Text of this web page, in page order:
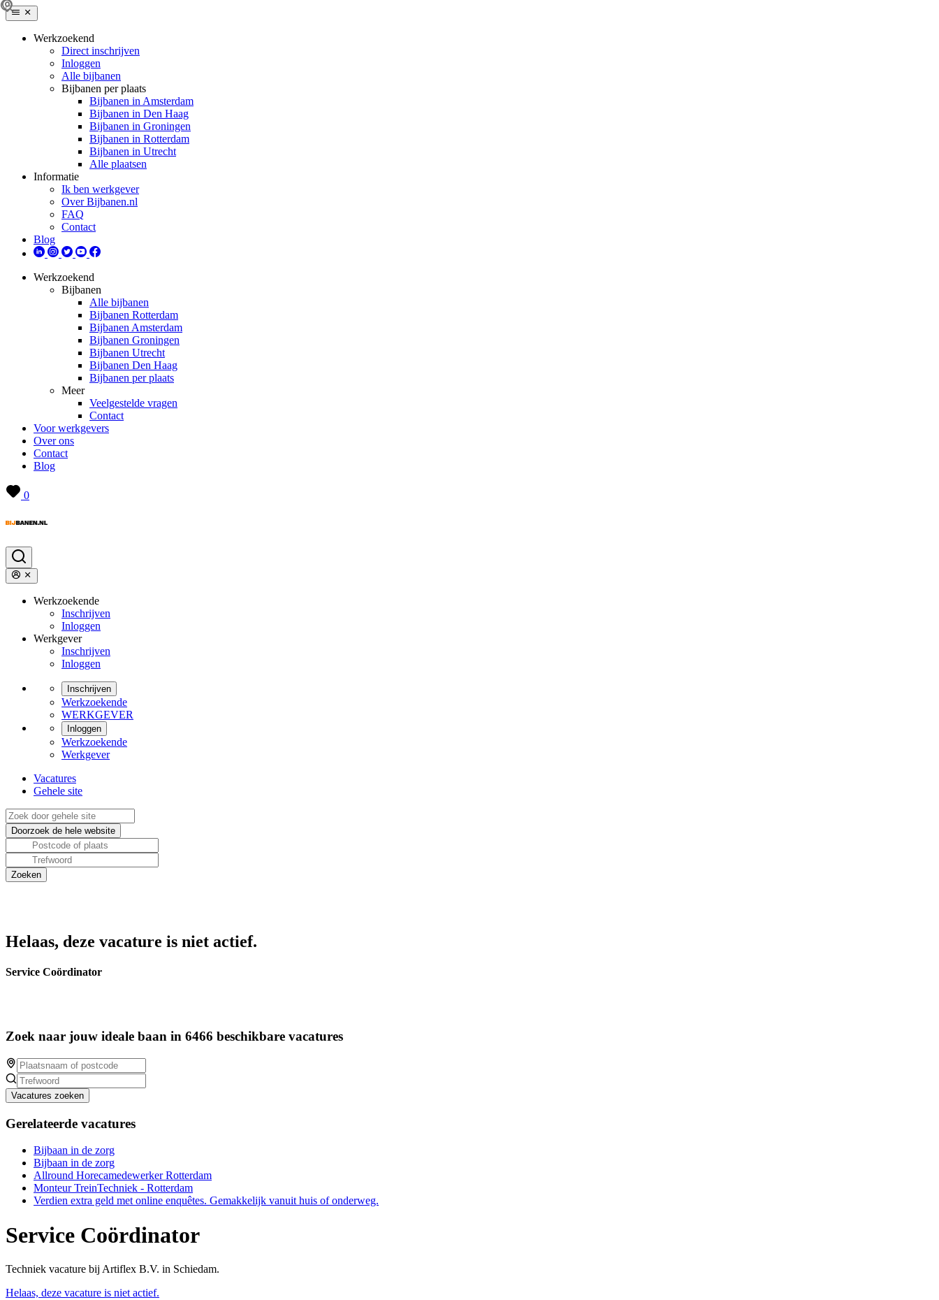
Werkzoekend
Direct inschrijven
Inloggen
Alle bijbanen
Bijbanen per plaats
Bijbanen in Amsterdam
Bijbanen in Den Haag
Bijbanen in Groningen
Bijbanen in Rotterdam
Bijbanen in Utrecht
Alle plaatsen
Informatie
Ik ben werkgever
Over Bijbanen.nl
FAQ
Contact
Blog
Werkzoekend
Bijbanen
Alle bijbanen
Bijbanen Rotterdam
Bijbanen Amsterdam
Bijbanen Groningen
Bijbanen Utrecht
Bijbanen Den Haag
Bijbanen per plaats
Meer
Veelgestelde vragen
Contact
Voor werkgevers
Over ons
Contact
Blog
0
Werkzoekende
Inschrijven
Inloggen
Werkgever
Inschrijven
Inloggen
Inschrijven
Werkzoekende
WERKGEVER
Inloggen
Werkzoekende
Werkgever
Vacatures
Gehele site
Helaas, deze vacature is niet actief.
Service Coördinator
Zoek naar jouw ideale baan in 6466 beschikbare vacatures
Vacatures zoeken
Gerelateerde vacatures
Bijbaan in de zorg
Bijbaan in de zorg
Allround Horecamedewerker Rotterdam
Monteur TreinTechniek - Rotterdam
Verdien extra geld met online enquêtes. Gemakkelijk vanuit huis of onderweg.
Service Coördinator
Techniek vacature bij Artiflex B.V. in Schiedam.
Helaas, deze vacature is niet actief.